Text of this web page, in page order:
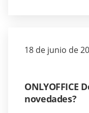
18 de junio de
ONLYOFFICE
novedades?